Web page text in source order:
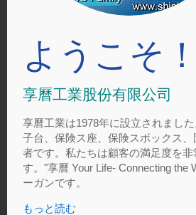
ようこそ！
享曆工業股份有限公司
享曆工業は1978年に設立されまし
子台、保険ス座、保険スボックス
者です。私たちは顧客の満足度を非
す。"享曆 Your Life- Connecting the
ーガンです。
もっと読む